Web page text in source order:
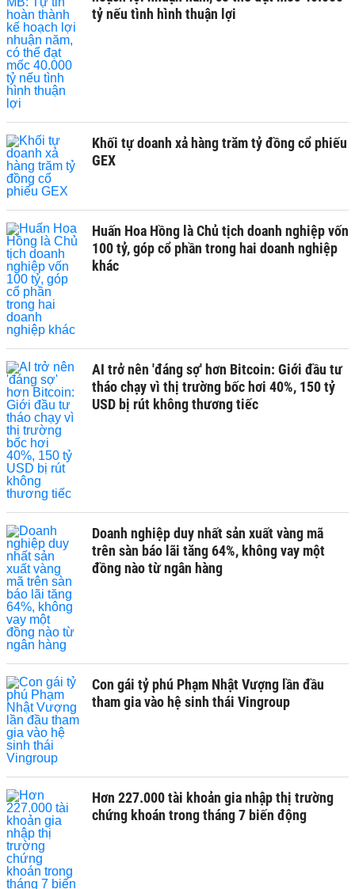
tỷ nếu tình hình thuận lợi
Khối tự doanh xả hàng trăm tỷ đồng cổ phiếu
GEX
Huấn Hoa Hồng là Chủ tịch doanh nghiệp vốn
100 tỷ, góp cổ phần trong hai doanh nghiệp
khác
AI trở nên 'đáng sợ' hơn Bitcoin: Giới đầu tư
tháo chạy vì thị trường bốc hơi 40%, 150 tỷ
USD bị rút không thương tiếc
Doanh nghiệp duy nhất sản xuất vàng mã
trên sàn báo lãi tăng 64%, không vay một
đồng nào từ ngân hàng
Con gái tỷ phú Phạm Nhật Vượng lần đầu
tham gia vào hệ sinh thái Vingroup
Hơn 227.000 tài khoản gia nhập thị trường
chứng khoán trong tháng 7 biến động